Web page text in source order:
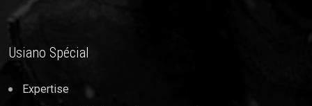
Usiano Spécial
Expertise